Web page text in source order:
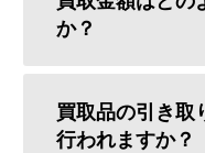
か？
買取品の引き取
行われますか？